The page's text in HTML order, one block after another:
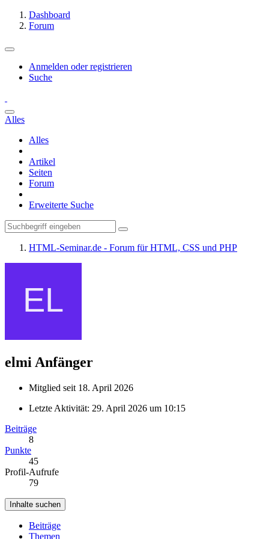
Dashboard
Forum
Anmelden oder registrieren
Suche
Alles
Alles
Artikel
Seiten
Forum
Erweiterte Suche
HTML-Seminar.de - Forum für HTML, CSS und PHP
elmi Anfänger
Mitglied seit 18. April 2026
Letzte Aktivität: 29. April 2026 um 10:15
Beiträge
8
Punkte
45
Profil-Aufrufe
79
Inhalte suchen
Beiträge
Themen